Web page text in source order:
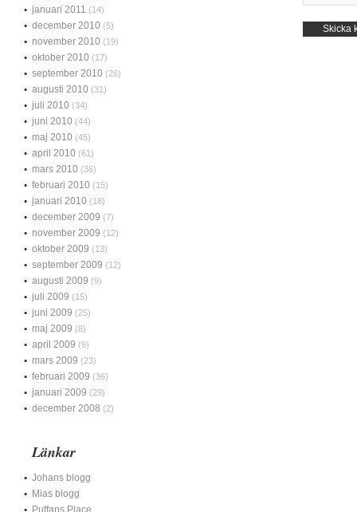
januari 2011 (14)
december 2010 (5)
november 2010 (19)
oktober 2010 (17)
september 2010 (26)
augusti 2010 (31)
juli 2010 (34)
juni 2010 (44)
maj 2010 (45)
april 2010 (61)
mars 2010 (36)
februari 2010 (15)
januari 2010 (18)
december 2009 (7)
november 2009 (12)
oktober 2009 (13)
september 2009 (12)
augusti 2009 (9)
juli 2009 (15)
juni 2009 (25)
maj 2009 (8)
april 2009 (9)
mars 2009 (23)
februari 2009 (36)
januari 2009 (29)
december 2008 (2)
Länkar
Johans blogg
Mias blogg
Puffans Place